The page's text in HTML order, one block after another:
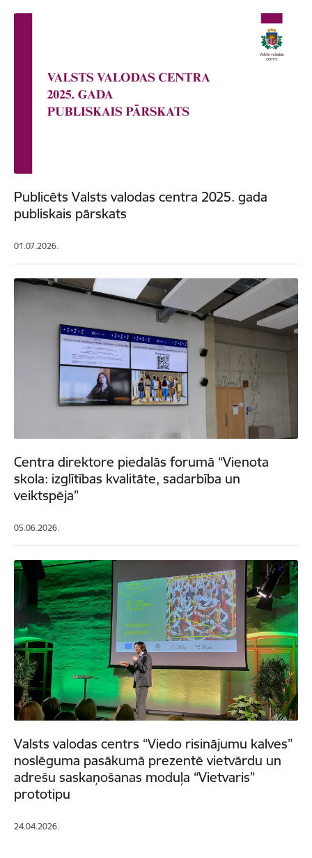
Publicēts Valsts valodas centra 2025. gada
publiskais pārskats
01.07.2026.
Centra direktore piedalās forumā “Vienota
skola: izglītības kvalitāte, sadarbība un
veiktspēja”
05.06.2026.
Valsts valodas centrs “Viedo risinājumu kalves”
noslēguma pasākumā prezentē vietvārdu un
adrešu saskaņošanas moduļa “Vietvaris”
prototipu
24.04.2026.